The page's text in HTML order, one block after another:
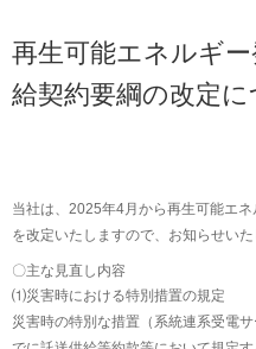
再生可能エネルギ
給契約要綱の改定に
当社は、2025年4月から再生可能エ
を改定いたしますので、お知らせいた
〇主な見直し内容
⑴災害時における特別措置の規定
災害時の特別な措置（系統連系受電